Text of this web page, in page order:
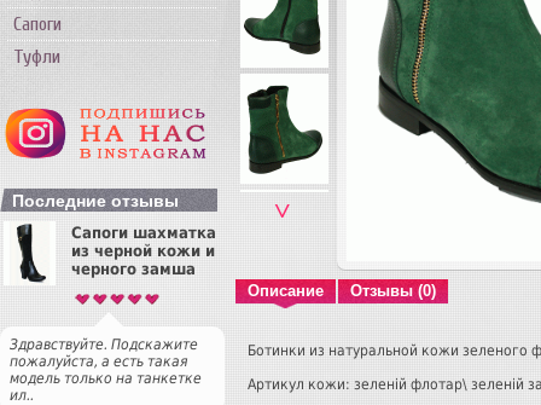
Сапоги
Туфли
Последние отзывы
Сапоги шахматка
из черной кожи и
черного замша
Здравствуйте. Подскажите
пожалуйста, а есть такая
модель только на танкетке
ил..
˅
Описание Отзывы (0)
Ботинки из натуральной кожи зеленого
Артикул кожи: зеленій флотар\ зеленій